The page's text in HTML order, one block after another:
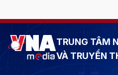
TRUNG TÂM
VÀ TRUYỀN